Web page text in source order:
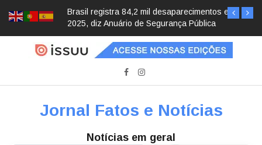
Brasil registra 84,2 mil desaparecimentos em
2025, diz Anuário de Segurança Pública
Jornal Fatos e Notícias
Notícias em geral